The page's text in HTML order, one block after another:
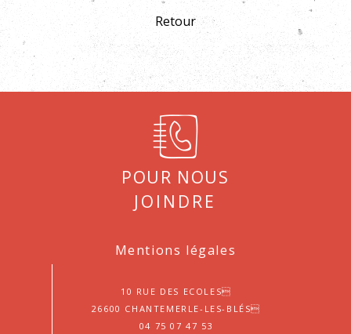
Retour
Pour nous
joindre
Mentions légales
10 Rue des Ecoles
26600 Chantemerle-les-Blés
04 75 07 47 53